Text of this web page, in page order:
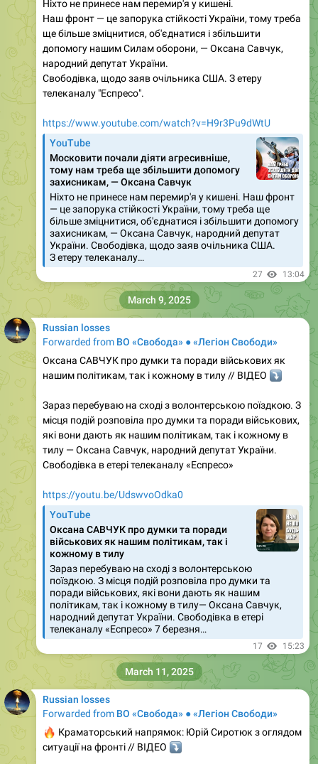
Ніхто не принесе нам перемир'я у кишені.
Наш фронт — це запорука стійкості України, тому треба
ще більше зміцнитися, об'єднатися і збільшити
допомогу нашим Силам оборони, — Оксана Савчук,
народний депутат України.
Свободівка, щодо заяв очільника США. З етеру
телеканалу "Еспресо".
https://www.youtube.com/watch?v=H9r3Pu9dWtU
YouTube
Московити почали діяти агресивніше,
тому нам треба ще збільшити допомогу
захисникам, — Оксана Савчук
Ніхто не принесе нам перемир'я у кишені. Наш фронт
— це запорука стійкості України, тому треба ще
більше зміцнитися, об'єднатися і збільшити допомогу
захисникам, — Оксана Савчук, народний депутат
України. Свободівка, щодо заяв очільника США.
З етеру телеканалу…
27 13:04
Russian losses
Forwarded from ВО «Свобода» ● «Легіон Свободи»
Оксана САВЧУК про думки та поради військових як
нашим політикам, так і кожному в тилу // ВІДЕО
⤵️
Зараз перебуваю на сході з волонтерською поїздкою. З
місця подій розповіла про думки та поради військових,
які вони дають як нашим політикам, так і кожному в
тилу — Оксана Савчук, народний депутат України.
Свободівка в етері телеканалу «Еспресо»
https://youtu.be/UdswvoOdka0
YouTube
Оксана САВЧУК про думки та поради
військових як нашим політикам, так і
кожному в тилу
Зараз перебуваю на сході з волонтерською
поїздкою. З місця подій розповіла про думки та
поради військових, які вони дають як нашим
політикам, так і кожному в тилу— Оксана Савчук,
народний депутат України. Свободівка в етері
телеканалу «Еспресо» 7 березня…
17 15:23
March 9, 2025
Russian losses
Forwarded from ВО «Свобода» ● «Легіон Свободи»
Краматорський напрямок: Юрій Сиротюк з оглядом
ситуації на фронті // ВІДЕО
⤵️
March 11, 2025